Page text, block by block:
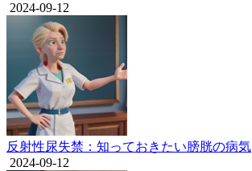
2024-09-12
反射性尿失禁：知っておきたい膀胱の病気
2024-09-12